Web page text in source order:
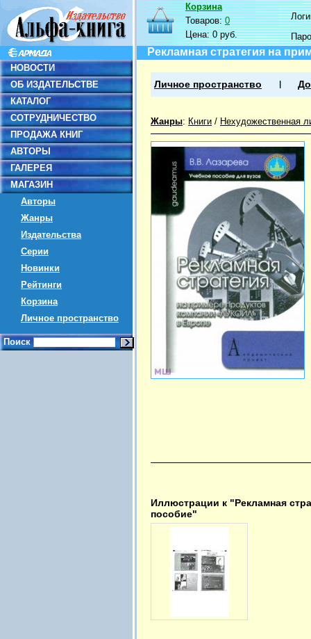
НОВОСТИ
ОБ ИЗДАТЕЛЬСТВЕ
КАТАЛОГ
СОТРУДНИЧЕСТВО
ПРОДАЖА КНИГ
АВТОРЫ
ГАЛЕРЕЯ
МАГАЗИН
Авторы
Жанры
Издательства
Серии
Новинки
Рейтинги
Корзина
Личное пространство
Поиск
Корзина
Товаров:0
Цена:0 руб.
Рекламная стратегия на
Личное пространство
Жанры: Книги / Нехудожественная
Иллюстрации к "Рекламная
пособие"